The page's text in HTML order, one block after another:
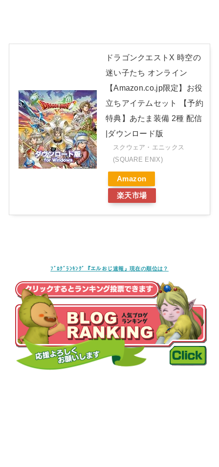
ドラゴンクエストX 時空の
迷い子たち オンライン
【Amazon.co.jp限定】お役
立ちアイテムセット 【予約
特典】あたま装備 2種 配信
|ダウンロード版
スクウェア・エニックス
(SQUARE ENIX)
Amazon
楽天市場
ﾌﾞﾛｸﾞﾗﾝｷﾝｸﾞ『エルおじ速報』現在の順位は？